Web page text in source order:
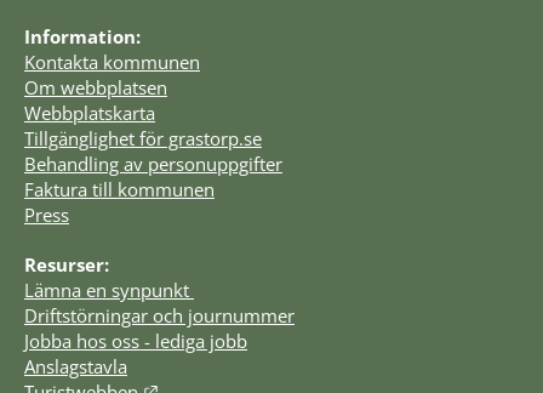
Information:
Kontakta kommunen
Om webbplatsen
Webbplatskarta
Tillgänglighet för grastorp.se
Behandling av personuppgifter
Faktura till kommunen
Press
Resurser:
Lämna en synpunkt
Driftstörningar och journummer
Jobba hos oss - lediga jobb
Anslagstavla